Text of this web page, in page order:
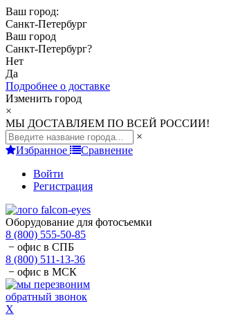
Ваш город:
Санкт-Петербург
Ваш город
Санкт-Петербург?
Нет
Да
Подробнее о доставке
Изменить город
×
МЫ ДОСТАВЛЯЕМ ПО ВСЕЙ РОССИИ!
×
Избранное
Сравнение
Войти
Регистрация
Оборудование для фотосъемки
8 (800) 555-50-85
− офис в СПБ
8 (800) 511-13-36
− офис в МСК
обратный звонок
X